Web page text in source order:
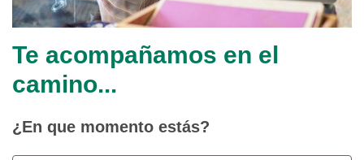
Te acompañamos en el
camino...
¿En que momento estás?